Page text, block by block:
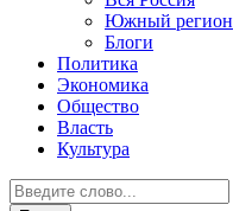
Южный регион
Блоги
Политика
Экономика
Общество
Власть
Культура